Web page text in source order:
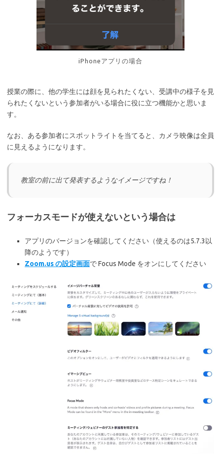
iPhoneアプリの場合
授業の際に、他の学生には顔を見られたくない、受講中の様子を見
られたくないという参加者がいる場合に役に立つ機能かと思いま
す。
なお、ある参加者にスポットライトを当てると、カメラ映像は全員
に見えるようになります。
教室の前に出て発表するようなイメージですね！
フォーカスモードが使えないという場合は
アプリのバージョンを確認してください（使えるのは5.7.3以
降のようです）
Zoom.us の設定画面で Focus Mode をオンにしてください